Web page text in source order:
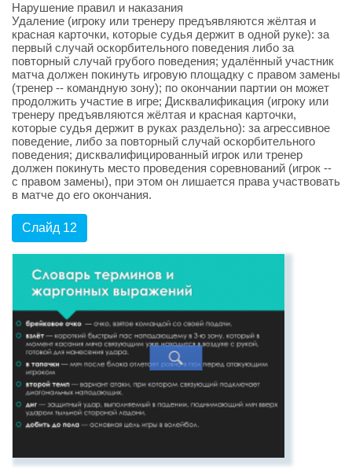
Нарушение правил и наказания
Удаление (игроку или тренеру предъявляются жёлтая и
красная карточки, которые судья держит в одной руке): за
первый случай оскорбительного поведения либо за
повторный случай грубого поведения; удалённый участник
матча должен покинуть игровую площадку с правом замены
(тренер -- командную зону); по окончании партии он может
продолжить участие в игре; Дисквалификация (игроку или
тренеру предъявляются жёлтая и красная карточки,
которые судья держит в руках раздельно): за агрессивное
поведение, либо за повторный случай оскорбительного
поведения; дисквалифицированный игрок или тренер
должен покинуть место проведения соревнований (игрок --
с правом замены), при этом он лишается права участвовать
в матче до его окончания.
Слайд 12